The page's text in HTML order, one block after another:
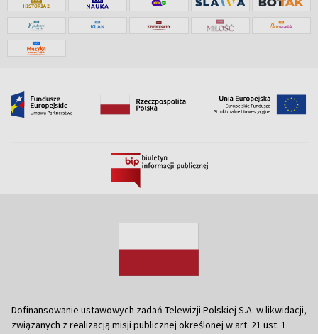
Dofinansowanie ustawowych zadań Telewizji Polskiej S.A. w likwidacji,
związanych z realizacją misji publicznej określonej w art. 21 ust. 1